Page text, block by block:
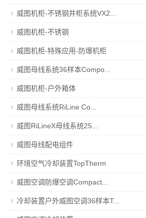
威图机柜-不锈钢并柜系统VX2...
威图机柜-不锈钢
威图机柜-特殊应用-防爆机柜
威图母线系统36样本Compo...
威图机柜-户外箱体
威图母线系统RiLine Co...
威图RiLineX母线系统25...
威图母线配电组件
环境空气冷却装置TopTherm
威图空调防爆空调Compact...
冷却装置户外威图空调36样本T...